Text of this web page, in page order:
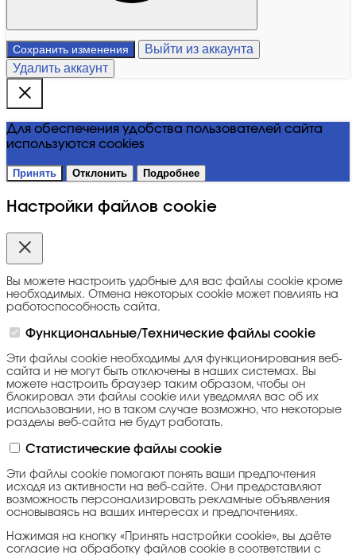
Сохранить изменения
Выйти из аккаунта
Удалить аккаунт
Для обеспечения удобства пользователей сайта
используются cookies
Принять Отклонить Подробнее
Настройки файлов cookie
Вы можете настроить удобные для вас файлы cookie кроме
необходимых. Отмена некоторых cookie может повлиять на
работоспособность сайта.
Функциональные/Технические файлы cookie
Эти файлы cookie необходимы для функционирования веб-
сайта и не могут быть отключены в наших системах. Вы
можете настроить браузер таким образом, чтобы он
блокировал эти файлы cookie или уведомлял вас об их
использовании, но в таком случае возможно, что некоторые
разделы веб-сайта не будут работать.
Статистические файлы cookie
Эти файлы cookie помогают понять ваши предпочтения
исходя из активности на веб-сайте. Они предоставляют
возможность персонализировать рекламные объявления
основываясь на ваших интересах и предпочтениях.
Нажимая на кнопку «Принять настройки cookie», вы даёте
согласие на обработку файлов cookie в соответствии с